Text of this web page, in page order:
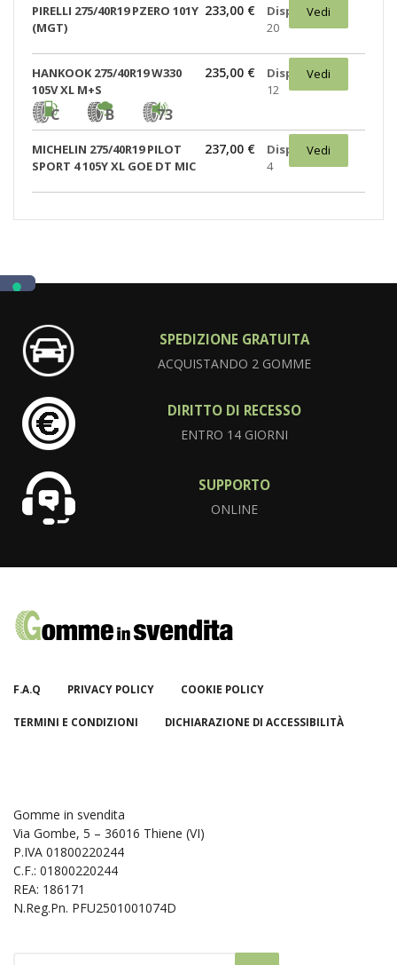
PIRELLI 275/40R19 PZERO 101Y
(MGT)
233,00 €
Disponibili:
20
Vedi
HANKOOK 275/40R19 W330
105V XL M+S
C B 73
235,00 €
Disponibili:
12
Vedi
MICHELIN 275/40R19 PILOT
SPORT 4 105Y XL GOE DT MIC
237,00 €
Disponibili:
4
Vedi
SPEDIZIONE GRATUITA
ACQUISTANDO 2 GOMME
DIRITTO DI RECESSO
ENTRO 14 GIORNI
SUPPORTO
ONLINE
F.A.Q PRIVACY POLICY COOKIE POLICY
TERMINI E CONDIZIONI DICHIARAZIONE DI ACCESSIBILITÀ
Gomme in svendita
Via Gombe, 5 – 36016 Thiene (VI)
P.IVA 01800220244
C.F.: 01800220244
REA: 186171
N.Reg.Pn. PFU2501001074D